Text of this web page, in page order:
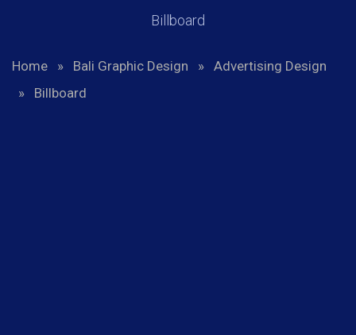
Billboard
Home » Bali Graphic Design »
Advertising Design
»
Billboard